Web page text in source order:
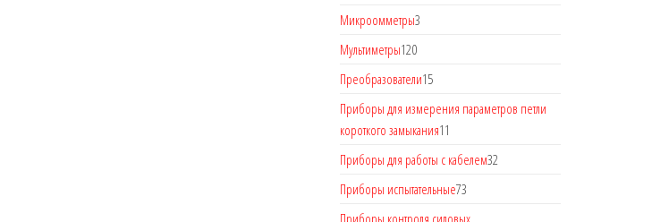
Микроомметры3
Мультиметры120
Преобразователи15
Приборы для измерения параметров петли
короткого замыкания11
Приборы для работы с кабелем32
Приборы испытательные73
Приборы контроля силовых